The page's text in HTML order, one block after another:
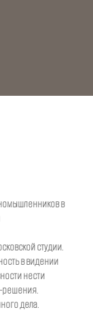
в
студии.
в видении
нести
решения.
дела.